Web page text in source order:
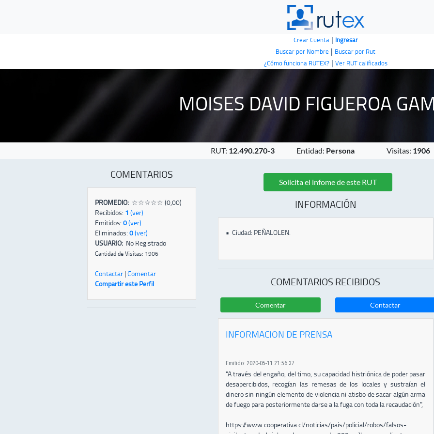
Crear Cuenta| Ingresar
Buscar por Nombre | Buscar por Rut
¿Cómo funciona RUTEX?| Ver RUT calificados
MOISES DAVID FIGUEROA
RUT: 12.490.270-3 Entidad: Persona Visitas: 1906
COMENTARIOS
PROMEDIO: ☆☆☆☆☆ (0,00)
Recibidos: 1 (ver)
Emitidos:0(ver)
Eliminados:0(ver)
USUARIO: No Registrado
Cantidad de Visitas: 1906
Contactar|Comentar
Compartir este Perfil
Solicita el infome de este RUT
INFORMACIÓN
• Ciudad: PEÑALOLEN.
COMENTARIOS RECIBIDOS
Comentar Contactar
INFORMACION DE PRENSA
Emitido: 2020-05-11 21:56:37
"A través del engaño, del timo, su capacidad histriónica de poder pasar
desapercibidos, recogían las remesas de los locales y sustraían el
dinero sin ningún elemento de violencia ni atisbo de sacar algún arma
de fuego para posteriormente darse a la fuga con toda la recaudación",
https://www.cooperativa.cl/noticias/pais/policial/robos/falsos-